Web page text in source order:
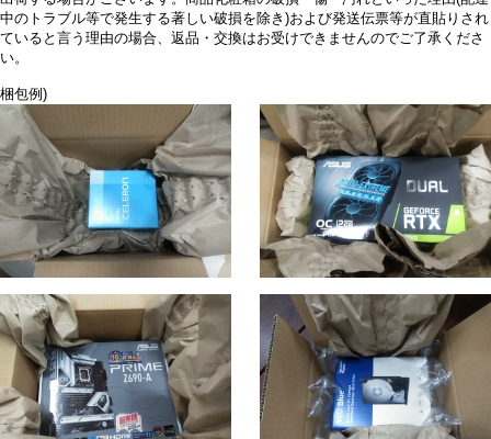
中のトラブル等で発生する著しい破損を除き)および発送伝票等が直貼りされ
ていると言う理由の場合、返品・交換はお受けできませんのでご了承くださ
い。
梱包例)